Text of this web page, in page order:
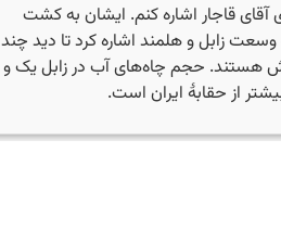
قاجار اشاره کنم. ایشان به کشت
زابل و هلمند اشاره کرد تا دید چند
حجم چاه‌های آب در زابل یک و
از حقابۀ ایران است.